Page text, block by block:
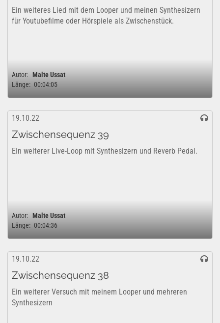
Ein weiteres Lied mit dem Looper und meinen Synthesizern
für Youtubefilme oder Hörspiele als Zwischenstück.
Autor: Malte Ussat
Länge: 00:04:05
19.10.22
Zwischensequenz 39
EIn weiterer Live-Loop mit Synthesizern und Reverb Pedal.
Autor: Malte Ussat
Länge: 00:04:36
19.10.22
Zwischensequenz 38
Ein weiterer Versuch mit meinem Looper und mehreren
Synthesizern